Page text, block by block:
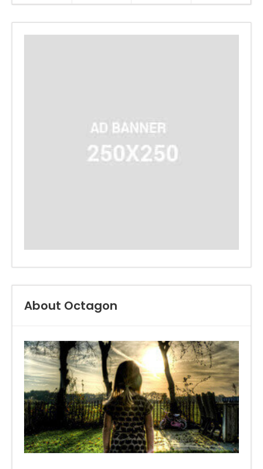
About Octagon